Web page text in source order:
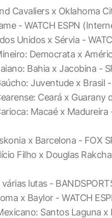
Cavaliers x Oklahoma
- WATCH ESPN
Unidos x Sérvia -
Democrata x
Bahia x Jacobina -
Juventude x Brasil -
Ceará x Guarany
Macaé x Madureira
x Barcelona - FOX
Filho x Douglas
lutas -
x Baylor - WATCH
Santos Laguna x